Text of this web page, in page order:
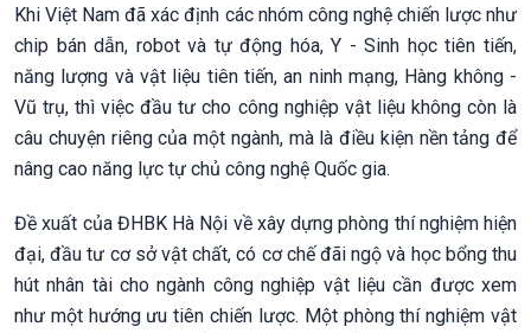
Khi Việt Nam đã xác định các nhóm công nghệ chiến lược như
chip bán dẫn, robot và tự động hóa, Y - Sinh học tiên tiến,
năng lượng và vật liệu tiên tiến, an ninh mạng, Hàng không -
Vũ trụ, thì việc đầu tư cho công nghiệp vật liệu không còn là
câu chuyện riêng của một ngành, mà là điều kiện nền tảng để
nâng cao năng lực tự chủ công nghệ Quốc gia.
Đề xuất của ĐHBK Hà Nội về xây dựng phòng thí nghiệm hiện
đại, đầu tư cơ sở vật chất, có cơ chế đãi ngộ và học bổng thu
hút nhân tài cho ngành công nghiệp vật liệu cần được xem
như một hướng ưu tiên chiến lược. Một phòng thí nghiệm vật